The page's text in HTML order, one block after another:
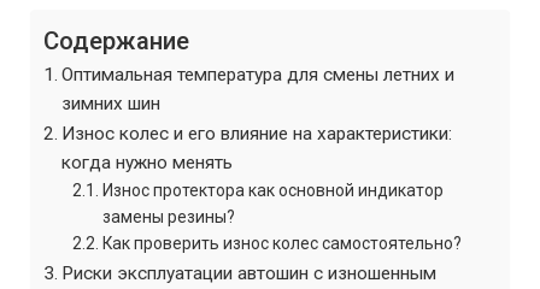
Содержание
Оптимальная температура для смены летних и
зимних шин
Износ колес и его влияние на характеристики:
когда нужно менять
Износ протектора как основной индикатор
замены резины?
Как проверить износ колес самостоятельно?
Риски эксплуатации автошин с изношенным